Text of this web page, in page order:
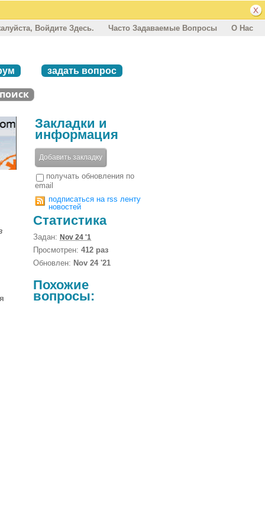
Войдите Здесь. Часто Задаваемые Вопросы О Нас
задать вопрос
Закладки и
информация
Добавить закладку
получать обновления по
email
подписаться на rss ленту
новостей
Статистика
Задан: Nov 24 '1
Просмотрен: 412 раз
Обновлен: Nov 24 '21
Похожие
вопросы: